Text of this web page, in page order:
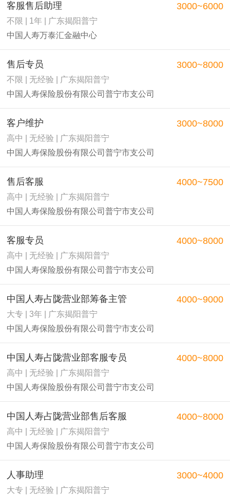
客服售后助理
不限 | 1年 | 广东揭阳普宁
中国人寿万泰汇金融中心
3000~6000
售后专员
不限 | 无经验 | 广东揭阳普宁
中国人寿保险股份有限公司普宁市支公司
3000~8000
客户维护
高中 | 无经验 | 广东揭阳普宁
中国人寿保险股份有限公司普宁市支公司
3000~8000
售后客服
高中 | 无经验 | 广东揭阳普宁
中国人寿保险股份有限公司普宁市支公司
4000~7500
客服专员
高中 | 无经验 | 广东揭阳普宁
中国人寿保险股份有限公司普宁市支公司
4000~8000
中国人寿占陇营业部筹备主管
大专 | 3年 | 广东揭阳普宁
中国人寿保险股份有限公司普宁市支公司
4000~9000
中国人寿占陇营业部客服专员
高中 | 无经验 | 广东揭阳普宁
中国人寿保险股份有限公司普宁市支公司
4000~8000
中国人寿占陇营业部售后客服
高中 | 无经验 | 广东揭阳普宁
中国人寿保险股份有限公司普宁市支公司
4000~8000
人事助理
大专 | 无经验 | 广东揭阳普宁
3000~4000